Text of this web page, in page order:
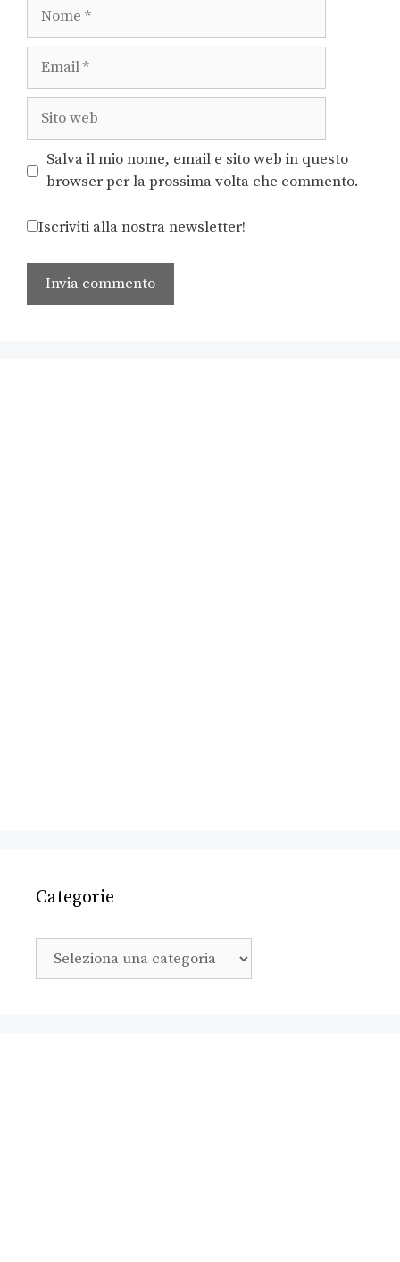
Salva il mio nome, email e sito web in questo
browser per la prossima volta che commento.
Iscriviti alla nostra newsletter!
Categorie